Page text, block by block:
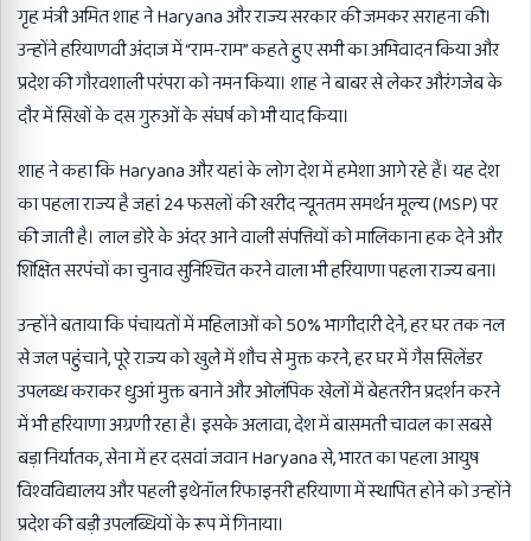
गृह मंत्री अमित शाह ने Haryana और राज्य सरकार की जमकर सराहना की।
उन्होंने हरियाणवी अंदाज में “राम-राम” कहते हुए सभी का अभिवादन किया और
प्रदेश की गौरवशाली परंपरा को नमन किया। शाह ने बाबर से लेकर औरंगजेब के
दौर में सिखों के दस गुरुओं के संघर्ष को भी याद किया।
शाह ने कहा कि Haryana और यहां के लोग देश में हमेशा आगे रहे हैं। यह देश
का पहला राज्य है जहां 24 फसलों की खरीद न्यूनतम समर्थन मूल्य (MSP) पर
की जाती है। लाल डोरे के अंदर आने वाली संपत्तियों को मालिकाना हक देने और
शिक्षित सरपंचों का चुनाव सुनिश्चित करने वाला भी हरियाणा पहला राज्य बना।
उन्होंने बताया कि पंचायतों में महिलाओं को 50% भागीदारी देने, हर घर तक नल
से जल पहुंचाने, पूरे राज्य को खुले में शौच से मुक्त करने, हर घर में गैस सिलेंडर
उपलब्ध कराकर धुआं मुक्त बनाने और ओलंपिक खेलों में बेहतरीन प्रदर्शन करने
में भी हरियाणा अग्रणी रहा है। इसके अलावा, देश में बासमती चावल का सबसे
बड़ा निर्यातक, सेना में हर दसवां जवान Haryana से, भारत का पहला आयुष
विश्वविद्यालय और पहली इथेनॉल रिफाइनरी हरियाणा में स्थापित होने को उन्होंने
प्रदेश की बड़ी उपलब्धियों के रूप में गिनाया।